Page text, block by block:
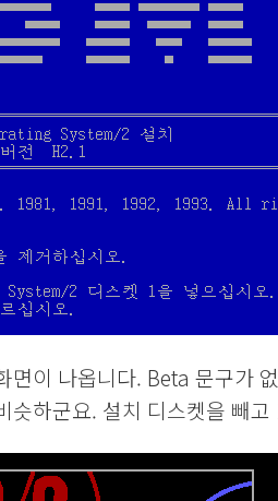
면이 나옵니다. Beta 문구가
슷하군요. 설치 디스켓을 빼